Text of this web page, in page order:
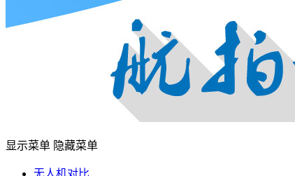
显示菜单 隐藏菜单
无人机对比